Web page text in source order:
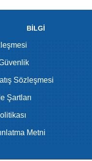
BİLGİ
Sözleşmesi
Şartları
Metni